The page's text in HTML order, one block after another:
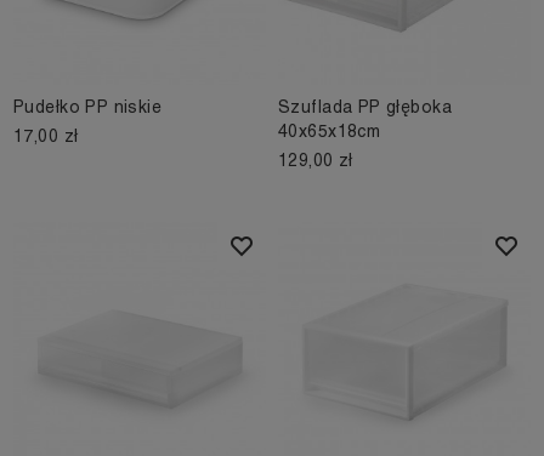
Pudełko PP niskie
17,00 zł
Szuflada PP głęboka
40x65x18cm
129,00 zł